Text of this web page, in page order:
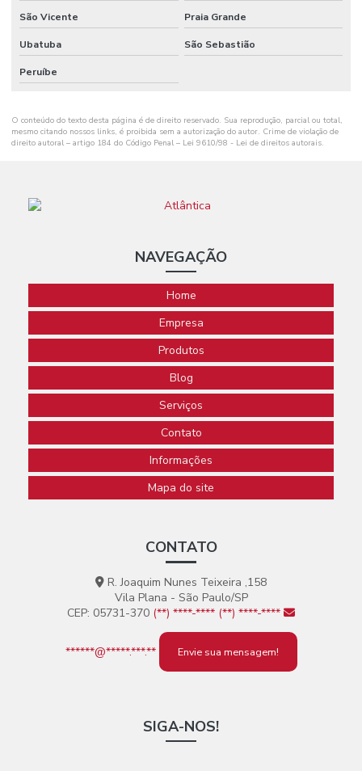
São Vicente Praia Grande
Ubatuba São Sebastião
Peruíbe
O conteúdo do texto desta página é de direito reservado. Sua reprodução, parcial ou total,
mesmo citando nossos links, é proibida sem a autorização do autor. Crime de violação de
direito autoral – artigo 184 do Código Penal – Lei 9610/98 - Lei de direitos autorais.
NAVEGAÇÃO
Home
Empresa
Produtos
Blog
Serviços
Contato
Informações
Mapa do site
CONTATO
R. Joaquim Nunes Teixeira ,158
Vila Plana - São Paulo/SP
CEP: 05731-370 (**) ****-**** (**) ****-****
******@*****.***.** Envie sua mensagem!
SIGA-NOS!